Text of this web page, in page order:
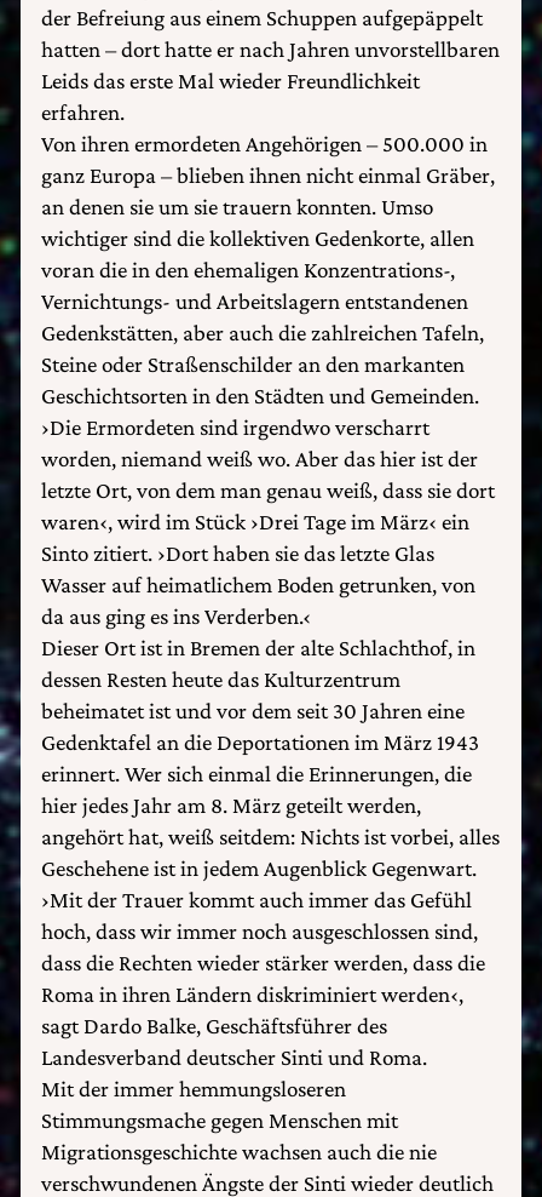
der Befreiung aus einem Schuppen aufgepäppelt
hatten – dort hatte er nach Jahren unvorstellbaren
Leids das erste Mal wieder Freundlichkeit
erfahren.
Von ihren ermordeten Angehörigen – 500.000 in
ganz Europa – blieben ihnen nicht einmal Gräber,
an denen sie um sie trauern konnten. Umso
wichtiger sind die kollektiven Gedenkorte, allen
voran die in den ehemaligen Konzentrations-,
Vernichtungs- und Arbeitslagern entstandenen
Gedenkstätten, aber auch die zahlreichen Tafeln,
Steine oder Straßenschilder an den markanten
Geschichtsorten in den Städten und Gemeinden.
›Die Ermordeten sind irgendwo verscharrt
worden, niemand weiß wo. Aber das hier ist der
letzte Ort, von dem man genau weiß, dass sie dort
waren‹, wird im Stück ›Drei Tage im März‹ ein
Sinto zitiert. ›Dort haben sie das letzte Glas
Wasser auf heimatlichem Boden getrunken, von
da aus ging es ins Verderben.‹
Dieser Ort ist in Bremen der alte Schlachthof, in
dessen Resten heute das Kulturzentrum
beheimatet ist und vor dem seit 30 Jahren eine
Gedenktafel an die Deportationen im März 1943
erinnert. Wer sich einmal die Erinnerungen, die
hier jedes Jahr am 8. März geteilt werden,
angehört hat, weiß seitdem: Nichts ist vorbei, alles
Geschehene ist in jedem Augenblick Gegenwart.
›Mit der Trauer kommt auch immer das Gefühl
hoch, dass wir immer noch ausgeschlossen sind,
dass die Rechten wieder stärker werden, dass die
Roma in ihren Ländern diskriminiert werden‹,
sagt Dardo Balke, Geschäftsführer des
Landesverband deutscher Sinti und Roma.
Mit der immer hemmungsloseren
Stimmungsmache gegen Menschen mit
Migrationsgeschichte wachsen auch die nie
verschwundenen Ängste der Sinti wieder deutlich